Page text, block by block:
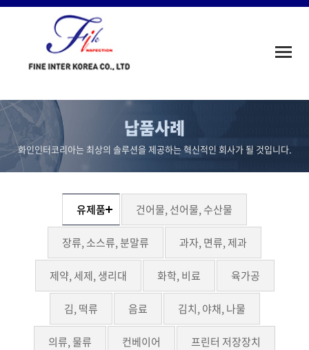
Toggle
납품사례
화인인터코리아는 최상의 솔루션을 제공하는 혁신적인 회사가 될 것입니다.
유제품 건어물, 선어물, 수산물
장류, 소스류, 분말류 과자, 면류, 제과
제약, 세제, 생리대 화학, 비료 육가공
김, 떡류 음료 김치, 야채, 나물
의류, 물류 컨베이어 프린터 저장장치